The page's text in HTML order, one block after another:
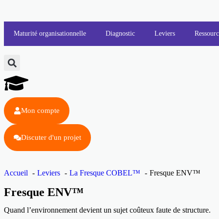
Maturité organisationnelle Diagnostic Leviers
Mon compte
Discuter d'un projet
Accueil Leviers La Fresque COBEL™ Fresque ENV™
Fresque ENV™
Quand l’environnement devient un sujet coûteux faute de structure.